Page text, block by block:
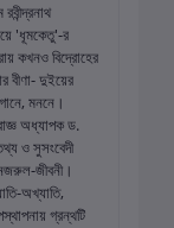
'ধূমকেতু'-র
কখনও বিদ্রোহের
বীণা- দুইয়ের
মননে।
অধ্যাপক ড.
ও সুসংবেদী
জীবনী।
অখ্যাতি,
গ্রন্থটি